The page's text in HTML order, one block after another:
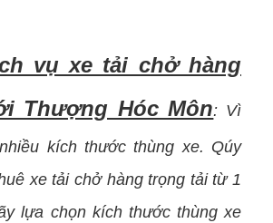
vụ xe tải chở hàng
Thượng Hóc Môn: Vì
kích thước thùng xe. Qúy
xe tải chở hàng trọng tải từ 1
lựa chọn kích thước thùng xe